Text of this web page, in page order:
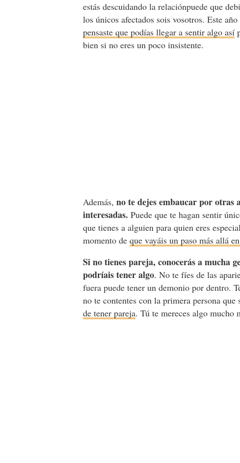
estás descuidando la relaciónpuede que
los únicos afectados sois vosotros. Este
pensaste que podías llegar a sentir algo así
bien si no eres un poco insistente.
Además,no te dejes embaucar por otras
interesadas.Puede que te hagan sentir
que tienes a alguien para quien eres
momento deque vayáis un paso más allá
Si no tienes pareja, conocerás a mucha
podríais tener algo. No te fíes de las
fuera puede tener un demonio por dentro.
no te contentes con la primera persona
de tener pareja. Tú te mereces algo mucho